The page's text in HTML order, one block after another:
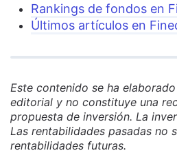
Rankings de fondos en
Últimos artículos en
Este contenido se ha
editorial y no constituye una
propuesta de inversión. La
Las rentabilidades pasadas no
rentabilidades futuras.